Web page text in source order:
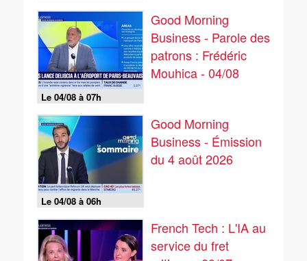
Le 04/08 à 07h
Good Morning
Business - Parole des
patrons : Frédéric
Mouhica - 04/08
Le 04/08 à 06h
Good Morning
Business - Émission
du 4 août 2026
French Tech : L'IA au
service du fret